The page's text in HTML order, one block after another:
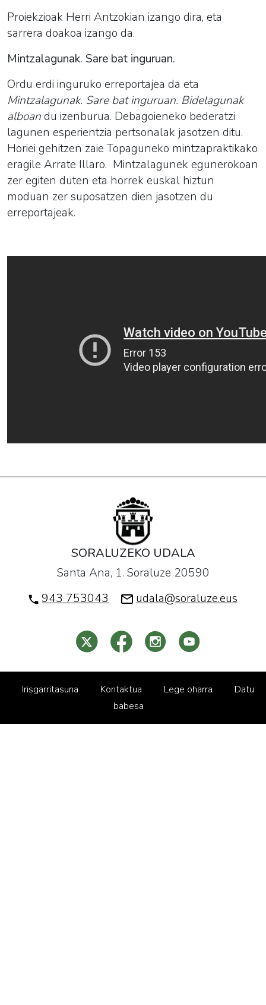
Proiekzioak Herri Antzokian izango dira, eta
sarrera doakoa izango da.
Mintzalagunak. Sare bat inguruan.
Ordu erdi inguruko erreportajea da eta
Mintzalagunak. Sare bat inguruan. Bidelagunak
alboandu izenburua. Debagoieneko bederatzi
lagunen esperientzia pertsonalak jasotzen ditu.
Horiei gehitzen zaieTopaguneko mintzapraktikako
eragile Arrate Illaro. Mintzalagunek egunerokoan
zer egiten duten eta horrek euskal hiztun
moduan zer suposatzen dien jasotzen du
erreportajeak.
SORALUZEKO UDALA
Santa Ana, 1. Soraluze 20590
943 753043
udala@soraluze.eus
Irisgarritasuna Kontaktua Lege oharra
Datu
babesa